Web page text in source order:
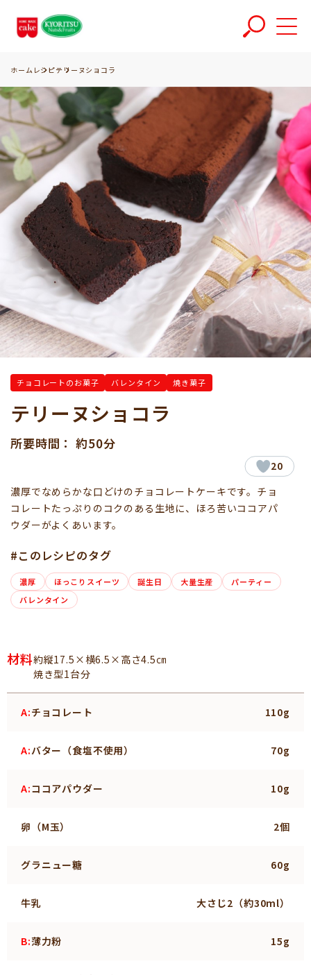
ホーム レシピテリーヌショコラ
チョコレートのお菓子 バレンタイン 焼き菓子
テリーヌショコラ
所要時間： 約50分
濃厚でなめらかな口どけのチョコレートケーキです。チョ
コレートたっぷりのコクのある生地に、ほろ苦いココアパ
ウダーがよくあいます。
20
#このレシピのタグ
濃厚 ほっこりスイーツ 誕生日 大量生産
パーティー
バレンタイン
材料約縦17.5×横6.5×高さ4.5㎝
焼き型1台分
A:チョコレート 110g
A:バター（食塩不使用） 70g
A:ココアパウダー 10g
卵（M玉） 2個
グラニュー糖 60g
牛乳 大さじ2（約30ml）
B:薄力粉 15g